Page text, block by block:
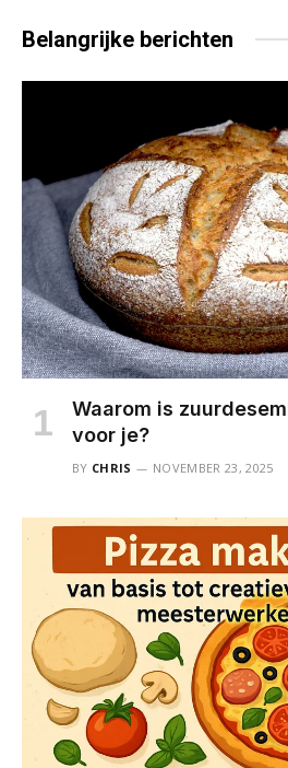
Belangrijke berichten
Waarom is
voor je?
BY CHRIS NOVEMBER 23, 2025